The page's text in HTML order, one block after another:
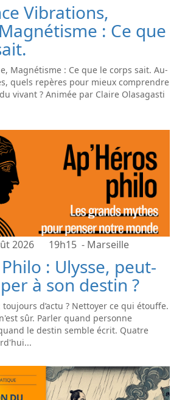
Vibrations,
: Ce que
Magnétisme : Ce que le corps sait. Au-
quels repères pour mieux comprendre
vivant ? Animée par Claire Olasagasti
2026 19h15 - Marseille
: Ulysse, peut-
à son destin ?
d’actu ? Nettoyer ce qui étouffe.
sûr. Parler quand personne
le destin semble écrit. Quatre